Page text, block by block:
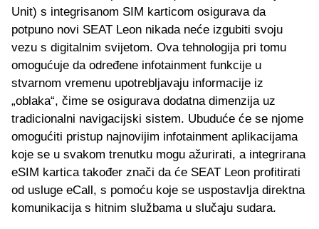
Unit) s integrisanom SIM karticom osigurava da
potpuno novi SEAT Leon nikada neće izgubiti svoju
vezu s digitalnim svijetom. Ova tehnologija pri tomu
omogućuje da određene infotainment funkcije u
stvarnom vremenu upotrebljavaju informacije iz
„oblaka“, čime se osigurava dodatna dimenzija uz
tradicionalni navigacijski sistem. Ubuduće će se njome
omogućiti pristup najnovijim infotainment aplikacijama
koje se u svakom trenutku mogu ažurirati, a integrirana
eSIM kartica također znači da će SEAT Leon profitirati
od usluge eCall, s pomoću koje se uspostavlja direktna
komunikacija s hitnim službama u slučaju sudara.